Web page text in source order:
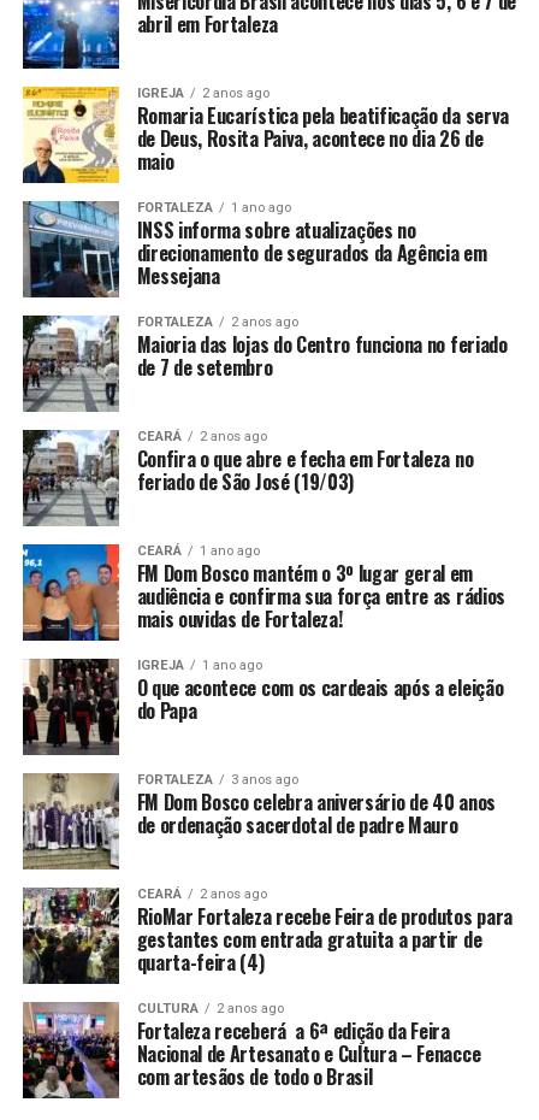
abril em Fortaleza
IGREJA 2 anos ago
Romaria Eucarística pela beatificação da serva
de Deus, Rosita Paiva, acontece no dia 26 de
maio
FORTALEZA 1 ano ago
INSS informa sobre atualizações no
direcionamento de segurados da Agência em
Messejana
FORTALEZA 2 anos ago
Maioria das lojas do Centro funciona no feriado
de 7 de setembro
CEARÁ 2 anos ago
Confira o que abre e fecha em Fortaleza no
feriado de São José (19/03)
CEARÁ 1 ano ago
FM Dom Bosco mantém o 3º lugar geral em
audiência e confirma sua força entre as rádios
mais ouvidas de Fortaleza!
IGREJA 1 ano ago
O que acontece com os cardeais após a eleição
do Papa
FORTALEZA 3 anos ago
FM Dom Bosco celebra aniversário de 40 anos
de ordenação sacerdotal de padre Mauro
CEARÁ 2 anos ago
RioMar Fortaleza recebe Feira de produtos para
gestantes com entrada gratuita a partir de
quarta-feira (4)
CULTURA 2 anos ago
Fortaleza receberá a 6ª edição da Feira
Nacional de Artesanato e Cultura – Fenacce
com artesãos de todo o Brasil